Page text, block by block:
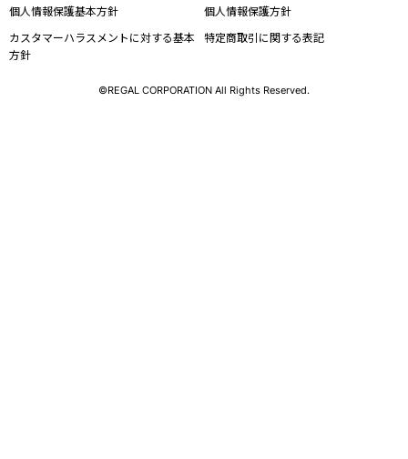
個人情報保護基本方針
個人情報保護方針
カスタマーハラスメントに対する基本
方針
特定商取引に関する表記
©REGAL CORPORATION All Rights Reserved.